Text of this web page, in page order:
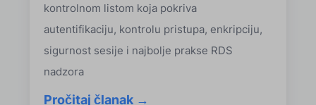
kontrolnom listom koja pokriva
autentifikaciju, kontrolu pristupa, enkripciju,
sigurnost sesije i najbolje prakse RDS
nadzora
Pročitaj članak →